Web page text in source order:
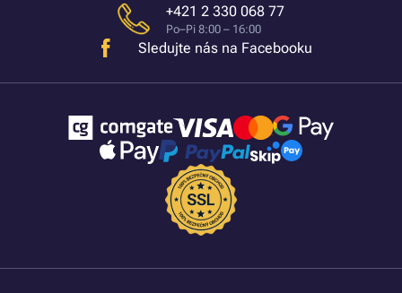
+421 2 330 068 77
Po–Pi 8:00 – 16:00
Sledujte nás na Facebooku